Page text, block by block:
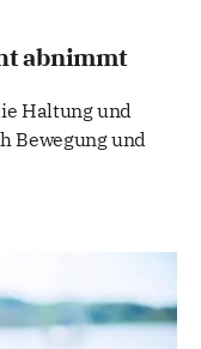
abnimmt
Haltung und
Bewegung und